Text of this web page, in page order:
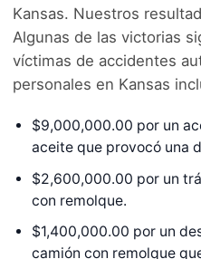
Kansas. Nuestros
Algunas de las victorias
víctimas de accidentes
personales en Kansas
$9,000,000.00 por un
aceite que provocó una
$2,600,000.00 por un
con remolque.
$1,400,000.00 por un
camión con remolque